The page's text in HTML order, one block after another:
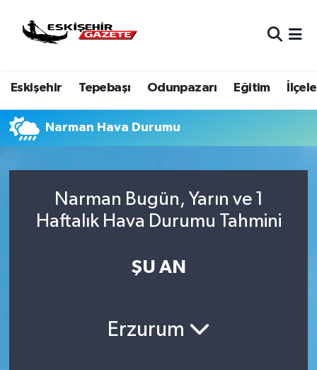
Eskişehir Tepebaşı Odunpazarı Eğitim
Narman Hava Durumu
Narman Bugün, Yarın ve 1
Haftalık Hava Durumu Tahmini
ŞU AN
Erzurum
Hava Durumu
Eskişehir Namaz Vakitleri
Süper Lig Puan Durumu ve Fikstür
Son Dakika Haberleri